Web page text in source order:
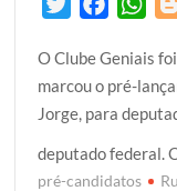
i
t
t
e
r
c
e
b
o
o
a
t
s
A
p
O Clube Geniais
marcou o pré-
Jorge, para
deputado federal.
pré-candidatos